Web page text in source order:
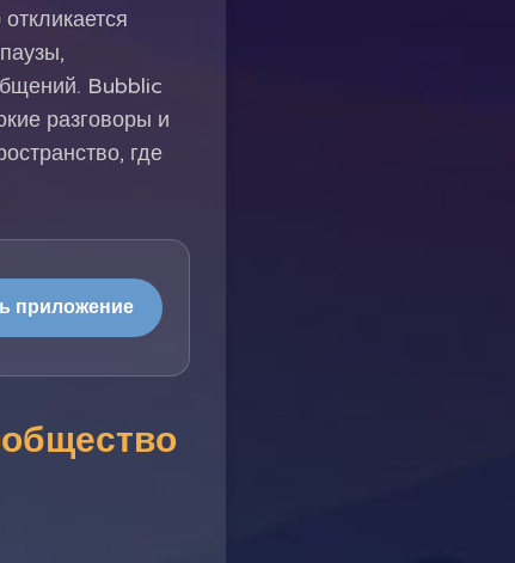
Bubblic
разговоры и
где
приложение